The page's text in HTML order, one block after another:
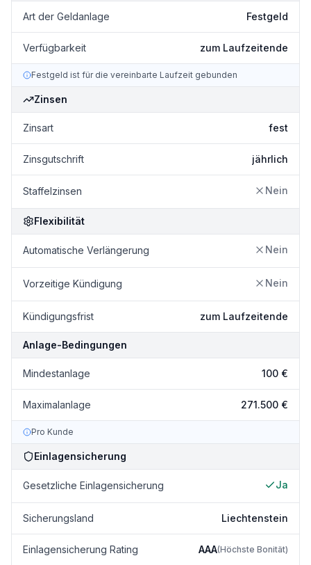
Art der Geldanlage Festgeld
Verfügbarkeit zum Laufzeitende
Festgeld ist für die vereinbarte Laufzeit gebunden
Zinsen
Zinsart fest
Zinsgutschrift jährlich
Staffelzinsen Nein
Flexibilität
Automatische Verlängerung Nein
Vorzeitige Kündigung Nein
Kündigungsfrist zum Laufzeitende
Anlage-Bedingungen
Mindestanlage 100 €
Maximalanlage 271.500 €
Pro Kunde
Einlagensicherung
Gesetzliche Einlagensicherung Ja
Sicherungsland Liechtenstein
Einlagensicherung Rating AAA(Höchste Bonität)